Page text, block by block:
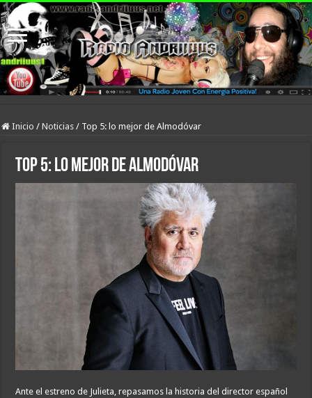
Inicio / Noticias / Top 5: lo mejor de Almodóvar
Top 5: lo mejor de Almodóvar
Ante el estreno de Julieta, repasamos la historia del director español